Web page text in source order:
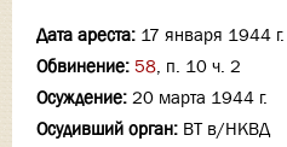
Дата ареста: 17 января 1944 г.
Обвинение: 58, п. 10 ч. 2
Осуждение: 20 марта 1944 г.
Осудивший орган: ВТ в/НКВД